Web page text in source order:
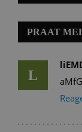
PRAAT
L